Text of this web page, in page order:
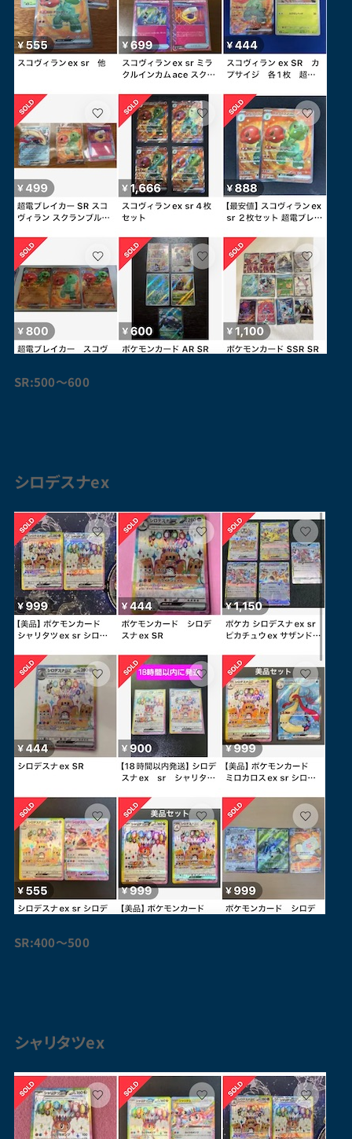
SR:500〜600
シロデスナex
SR:400〜500
シャリタツex